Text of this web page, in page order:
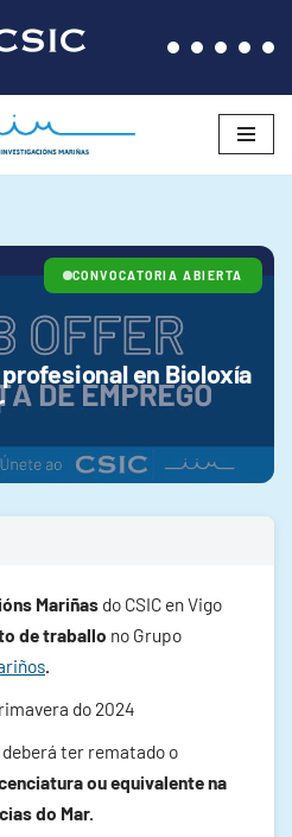
CONVOCATORIA ABIERTA
en Bioloxía
Mariñas do CSIC en Vigo
de traballo no Grupo
.
do 2024
ter rematado o
ou equivalente na
do Mar.